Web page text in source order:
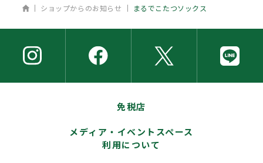
ホーム
ショップからのお知らせ まるでこたつソックス
免税店
メディア・イベントスペース
利用について